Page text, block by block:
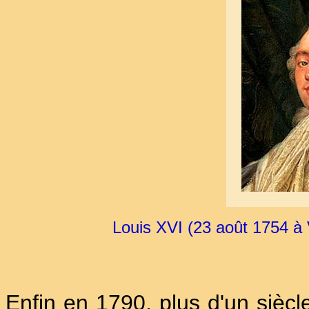
Louis XVI (23 août 1754
Enfin en 1790, plus d'un